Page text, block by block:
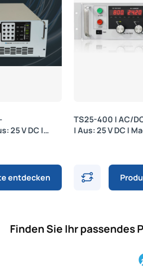
25 V DC |
entdecken
TS25-400 | AC/
| Aus: 25 V DC |
Finden Sie Ihr passendes